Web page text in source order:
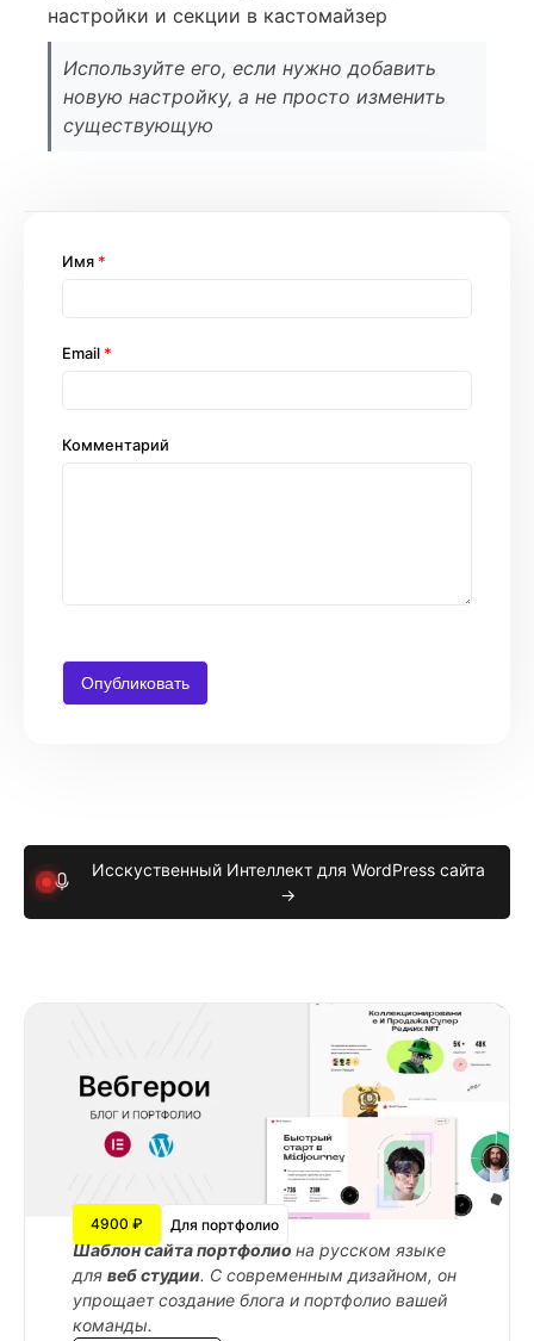
настройки и секции в кастомайзер
Используйте его, если нужно добавить
новую настройку, а не просто изменить
существующую
Комментарий
Имя *
Email *
Исскуственный Интеллект для WordPress сайта
→
4900 ₽ Для портфолио
Шаблон сайта портфолио на русском языке
для веб студии. С современным дизайном, он
упрощает создание блога и портфолио вашей
команды.